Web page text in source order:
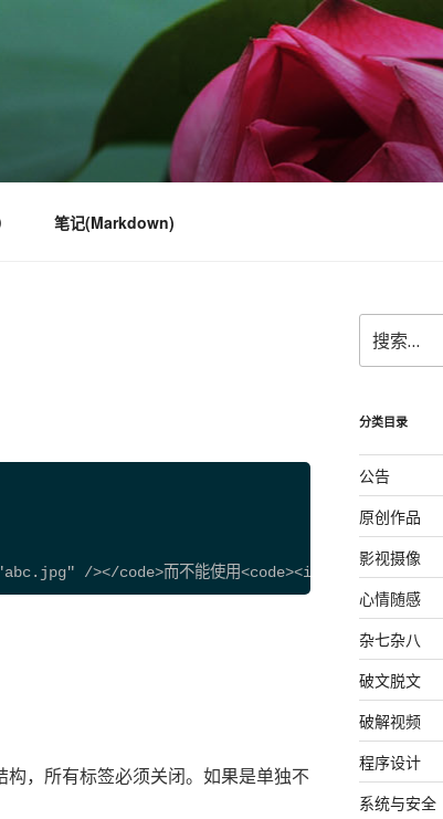
笔记(Markdown)
/></code>而不能使用<code><img
，所有标签必须关闭。如果是单独不
索：
分类目录
公告
原创作品
影视摄像
心情随感
杂七杂八
破文脱文
破解视频
程序设计
系统与安全